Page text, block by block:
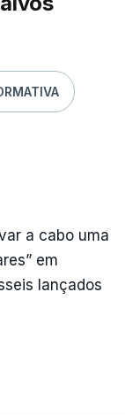
a cabo uma
em
lançados